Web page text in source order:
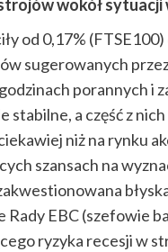
wokół
od 0,17%
sugerowanych
porannych i
stabilne, a część z
niż na rynku
szansach na
Rady EBC (szefowie
ryzyka recesji w